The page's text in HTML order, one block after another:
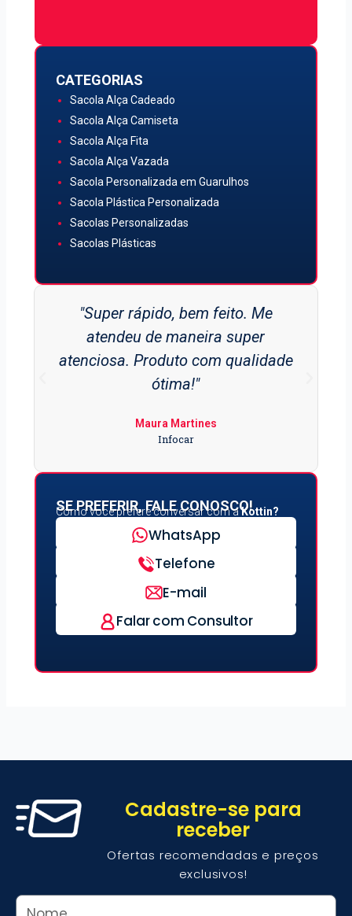
CATEGORIAS
Sacola Alça Cadeado
Sacola Alça Camiseta
Sacola Alça Fita
Sacola Alça Vazada
Sacola Personalizada em Guarulhos
Sacola Plástica Personalizada
Sacolas Personalizadas
Sacolas Plásticas
"Super rápido, bem feito. Me
atendeu de maneira super
atenciosa. Produto com qualidade
ótima!"
Maura Martines
Infocar
SE PREFERIR, FALE CONOSCO!
Como você prefere conversar com aKottin?
WhatsApp
Telefone
E-mail
Falar com Consultor
Cadastre-se para
receber
Ofertas recomendadas e preços
exclusivos!
Nome